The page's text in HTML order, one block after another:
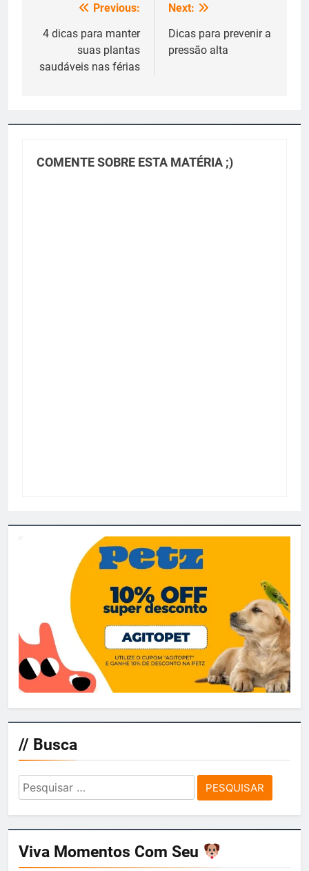
Navegação
de
Post
Previous:
4 dicas para manter
suas plantas
saudáveis nas férias
Next:
Dicas para prevenir a
pressão alta
COMENTE SOBRE ESTA MATÉRIA ;)
// Busca
Pesquisar
por:
Viva Momentos Com Seu